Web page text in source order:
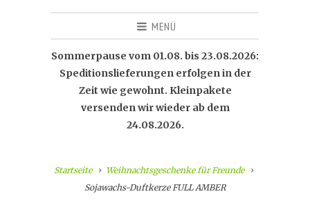
MENÜ
Sommerpause vom 01.08. bis 23.08.2026:
Speditionslieferungen erfolgen in der
Zeit wie gewohnt. Kleinpakete
versenden wir wieder ab dem
24.08.2026.
Startseite
Weihnachtsgeschenke für Freunde
Sojawachs-Duftkerze FULL AMBER